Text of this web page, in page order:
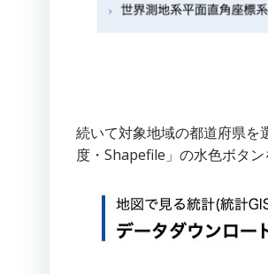
続いて対象地域の都道府県を
度・Shapefile」の水色ボタ